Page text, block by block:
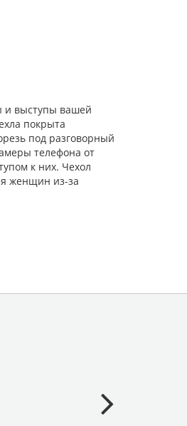
и выступы вашей
покрыта
под разговорный
телефона от
к них. Чехол
женщин из-за